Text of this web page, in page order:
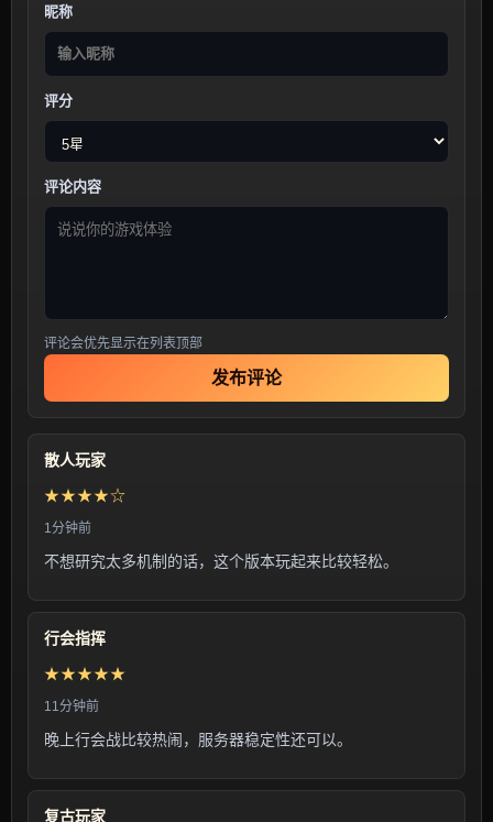
昵称
评分
评论内容
评论会优先显示在列表顶部
发布评论
散人玩家
★★★★☆
1分钟前
不想研究太多机制的话，这个版本玩起来比较轻松。
行会指挥
★★★★★
11分钟前
晚上行会战比较热闹，服务器稳定性还可以。
复古玩家